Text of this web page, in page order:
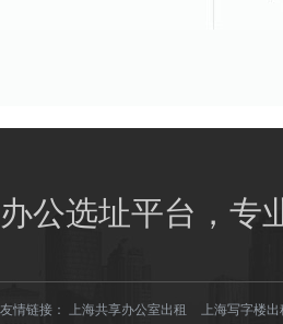
办公选址平台，专
友情链接： 上海共享办公室出租 上海写字楼出